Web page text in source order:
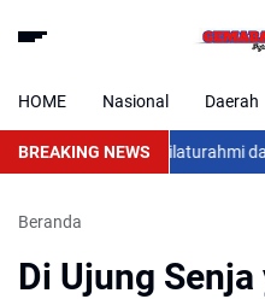
HOME Nasional Daerah
BREAKING NEWS
Ajang Pererat Silaturahmi dan
Beranda
Di Ujung Senja